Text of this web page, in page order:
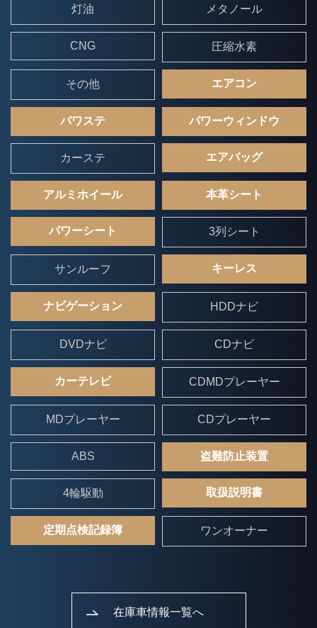
灯油 メタノール
CNG 圧縮水素
その他 エアコン
パワステ パワーウィンドウ
カーステ エアバッグ
アルミホイール 本革シート
パワーシート 3列シート
サンルーフ キーレス
ナビゲーション HDDナビ
DVDナビ CDナビ
カーテレビ CDMDプレーヤー
MDプレーヤー CDプレーヤー
ABS 盗難防止装置
4輪駆動 取扱説明書
定期点検記録簿 ワンオーナー
在庫車情報一覧へ